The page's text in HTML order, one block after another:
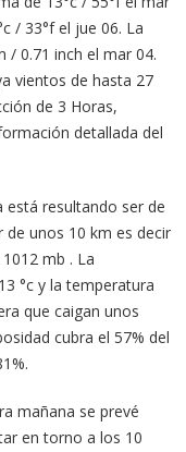
/ 33°f el jue 06. La
/ 0.71 inch el mar 04.
vientos de hasta 27
de 3 Horas,
detallada del
está resultando ser de
de unos 10 km es decir
mb . La
°c y la temperatura
que caigan unos
cubra el 57% del
mañana se prevé
en torno a los 10